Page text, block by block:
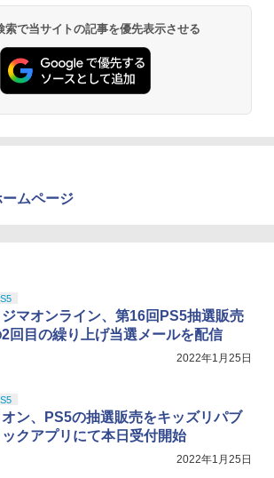
で当サイトの記事を優先表示させる
ムページ
ジマオンライン、第16回PS5抽選販売
回目の繰り上げ当選メールを配信
2022年1月25日
オン、PS5の抽選販売をキッズリパブ
ックアプリにて本日受付開始
2022年1月25日